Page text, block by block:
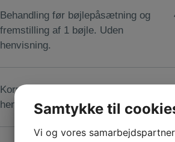
Behandling før bøjlepåsætning og
fremstilling af 1 bøjle. Uden
henvisning.
Korrektion af 1 bøjle. Uden
henvisning.Samtykke til
Vi og vores